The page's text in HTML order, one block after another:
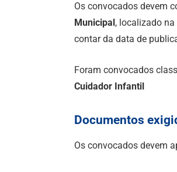
Os convocados devem
Municipal, localizado
contar da data de
Foram convocados
Cuidador Infantil
Documentos
Os convocados devem